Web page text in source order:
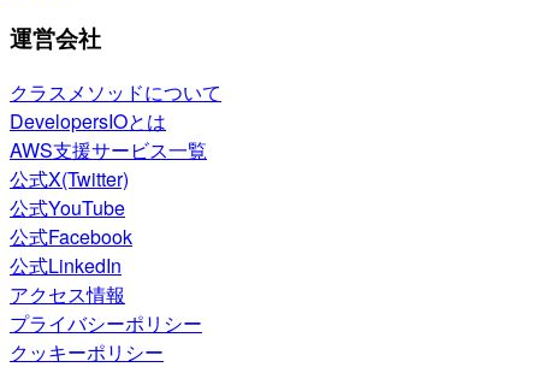
運営会社
クラスメソッドについて
DevelopersIOとは
AWS支援サービス一覧
公式X(Twitter)
公式YouTube
公式Facebook
公式LinkedIn
アクセス情報
プライバシーポリシー
クッキーポリシー